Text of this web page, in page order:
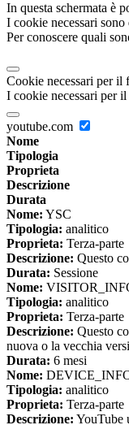
In questa schermata è
I cookie necessari
Per conoscere quali
Cookie necessari per il
I cookie necessari per
youtube.com
Nome
Tipologia
Proprieta
Descrizione
Durata
Nome: YSC
Tipologia: analitico
Proprieta: Terza-parte
Descrizione: Questo
Durata: Sessione
Nome:
Tipologia: analitico
Proprieta: Terza-parte
Descrizione: Questo
nuova o la vecchia
Durata: 6 mesi
Nome:
Tipologia: analitico
Proprieta: Terza-parte
Descrizione: YouTube